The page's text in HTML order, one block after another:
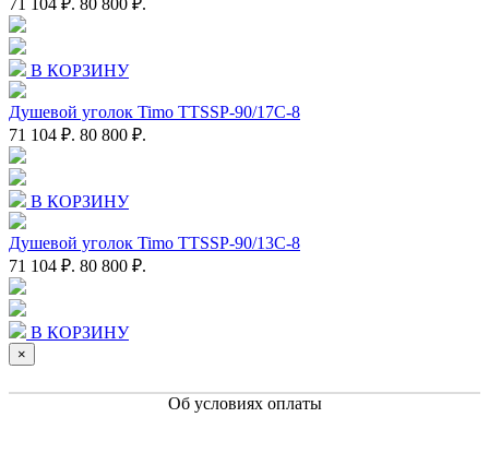
71 104 ₽. 80 800 ₽.
В КОРЗИНУ
Душевой уголок Timo TTSSP-90/17C-8
71 104 ₽. 80 800 ₽.
В КОРЗИНУ
Душевой уголок Timo TTSSP-90/13C-8
71 104 ₽. 80 800 ₽.
В КОРЗИНУ
×
Об условиях оплаты